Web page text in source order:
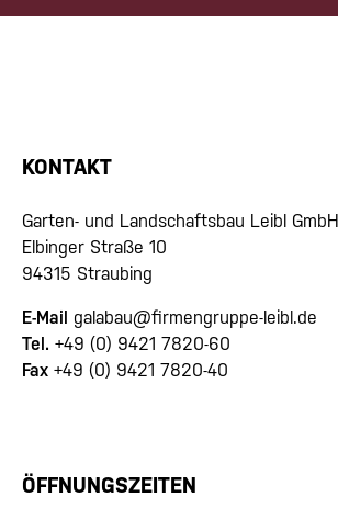
KONTAKT
Garten- und Landschaftsbau Leibl GmbH
Elbinger Straße 10
94315 Straubing
E-Mail galabau@firmengruppe-leibl.de
Tel. +49 (0) 9421 7820-60
Fax +49 (0) 9421 7820-40
ÖFFNUNGSZEITEN